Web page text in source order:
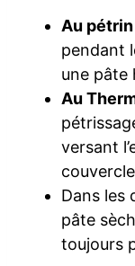
Au pétrin
pendant
une pâte
Au
versant
Dans les
pâte
toujours